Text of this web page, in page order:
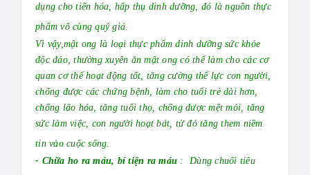
dụng cho tiến hóa, hấp thụ dinh dưỡng, đó là nguồn thực
phẩm vô cùng quý giá.
Vì vậy,mật ong là loại thực phẩm dinh dưỡng sức khỏe
độc đáo, thường xuyên ăn mật ong có thể làm cho các cơ
quan cơ thể hoạt động tốt, tăng cường thể lực con người,
chống được các chứng bệnh, làm cho tuổi trẻ dài hơn,
chống lão hóa, tăng tuổi thọ, chống được mệt mỏi, tăng
sức làm việc, con người hoạt bát, từ đó tăng them niềm
tin vào cuộc sống.
- Chữa ho ra máu, bí tiện ra máu : Dùng chuối tiêu